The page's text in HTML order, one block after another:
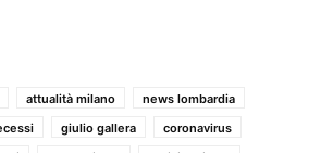
attualità milano
news lombardia
giulio gallera
coronavirus